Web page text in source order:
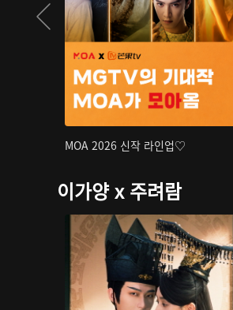
MOA 2026 신작 라인업♡
이가양 x 주려람